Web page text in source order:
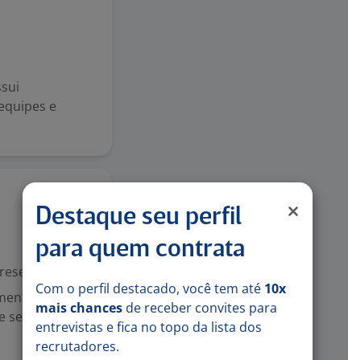
e
de
segurança
Destaque seu perfil
para quem contrata
Com o perfil destacado, você tem até 10x
mais chances de receber convites para
entrevistas e fica no topo da lista dos
recrutadores.